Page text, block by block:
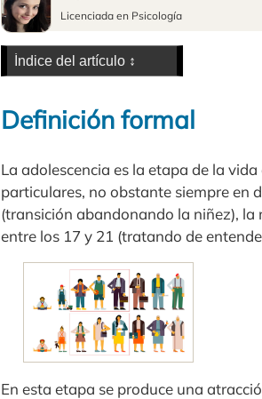
Licenciada en Psicología
Definición formal
La adolescencia es la etapa de la
particulares, no obstante siempre en
(transición abandonando la niñez),
entre los 17 y 21 (tratando de
En esta etapa se produce una